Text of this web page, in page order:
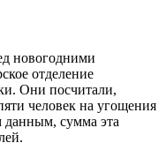
новогодними
отделение
Они посчитали,
человек на угощения
данным, сумма эта